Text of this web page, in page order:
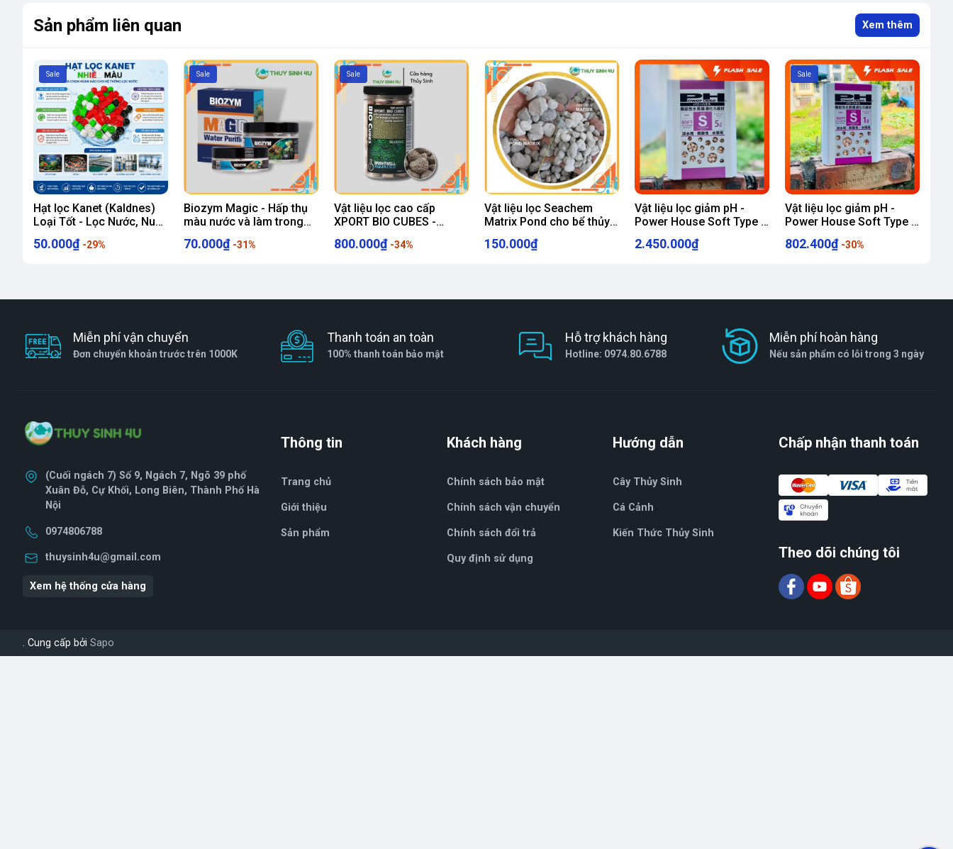
Sản phẩm liên quan Xem thêm
Sale
Hạt lọc Kanet (Kaldnes)
Loại Tốt - Lọc Nước, Nuôi
Vi Sinh, xử lý phân cá và
độc tố
50.000₫ -29%
Sale
Biozym Magic - Hấp thụ
màu nước và làm trong
nước hồ cá ưu việt
70.000₫ -31%
Sale
Vật liệu lọc cao cấp
XPORT BIO CUBES -
BRIGHTWELL AQUATICS
800.000₫ -34%
Vật liệu lọc Seachem
Matrix Pond cho bể thủy
150.000₫
Vật liệu lọc giảm pH -
Power House Soft Type 5
2.450.000₫
Sale
Vật liệu lọc giảm pH -
Power House Soft Type 1
802.400₫ -30%
Miễn phí vận chuyển
Đơn chuyển khoản trước trên 1000K
Thanh toán an toàn
100% thanh toán bảo mật
Hỗ trợ khách hàng
Hotline: 0974.80.6788
Miễn phí hoàn hàng
Nếu sản phẩm có lỗi trong 3 ngày
(Cuối ngách 7) Số 9, Ngách 7, Ngõ 39 phố
Xuân Đỗ, Cự Khối, Long Biên, Thành Phố Hà
Nội
0974806788
thuysinh4u@gmail.com
Xem hệ thống cửa hàng
Thông tin
Trang chủ
Giới thiệu
Sản phẩm
Khách hàng
Chính sách bảo mật
Chính sách vận chuyển
Chính sách đổi trả
Quy định sử dụng
Hướng dẫn
Cây Thủy Sinh
Cá Cảnh
Kiến Thức Thủy Sinh
Chấp nhận thanh toán
Theo dõi chúng tôi
. Cung cấp bởi Sapo